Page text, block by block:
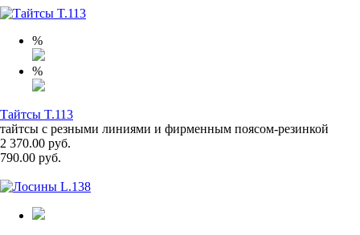
%
%
Тайтсы T.113
тайтсы с резными линиями и фирменным поясом-резинкой
2 370.00 руб.
790.00 руб.